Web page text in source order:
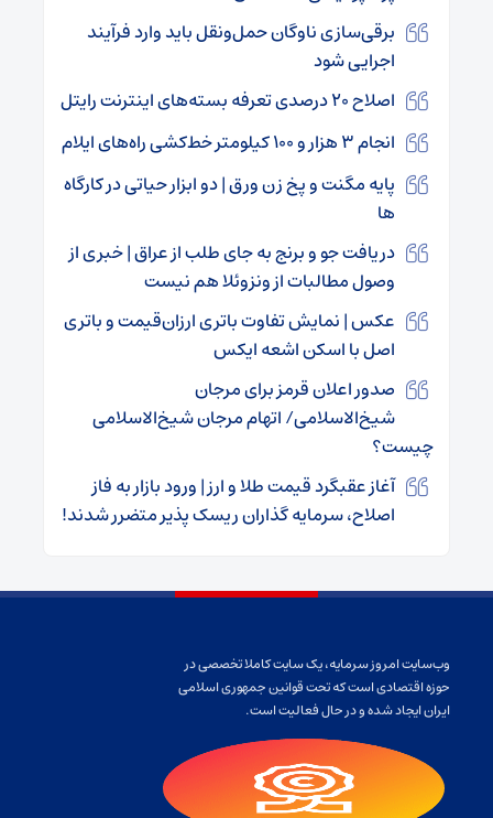
برقی‌سازی ناوگان حمل‌ونقل باید وارد فرآیند
اجرایی شود
اصلاح ۲۰ درصدی تعرفه بسته‌های اینترنت رایتل
انجام ۳ هزار و ۱۰۰ کیلومتر خط‌کشی راه‌های ایلام
پایه مگنت و پخ زن ورق | دو ابزار حیاتی در کارگاه
ها
دریافت جو و برنج به جای طلب از عراق | خبری از
وصول مطالبات از ونزوئلا هم نیست
عکس | نمایش تفاوت باتری ارزان‌قیمت و باتری
اصل با اسکن اشعه ایکس
صدور اعلان قرمز برای مرجان
شیخ‌الاسلامی/ اتهام مرجان شیخ‌الاسلامی
چیست؟
آغاز عقبگرد قیمت طلا و ارز | ورود بازار به فاز
اصلاح، سرمایه گذاران ریسک پذیر متضرر شدند!
وب‌سایت امروز سرمایه، یک سایت کاملا تخصصی در
حوزه اقتصادی است که تحت قوانین جمهوری اسلامی
ایران ایجاد شده و در حال فعالیت است.